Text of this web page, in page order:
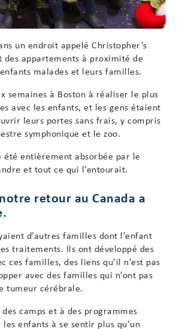
un endroit appelé Christopher’s
des appartements à proximité de
malades et leurs familles.
semaines à Boston à réaliser le plus
avec les enfants, et les gens étaient
leurs portes sans frais, y compris
symphonique et le zoo.
été entièrement absorbée par le
et tout ce qui l’entourait.
retour au Canada a
d’autres familles dont l’enfant
traitements. Ils ont développé des
ces familles, des liens qu’il n’est pas
avec des familles qui n’ont pas
tumeur cérébrale.
camps et à des programmes
enfants à se sentir plus qu’un